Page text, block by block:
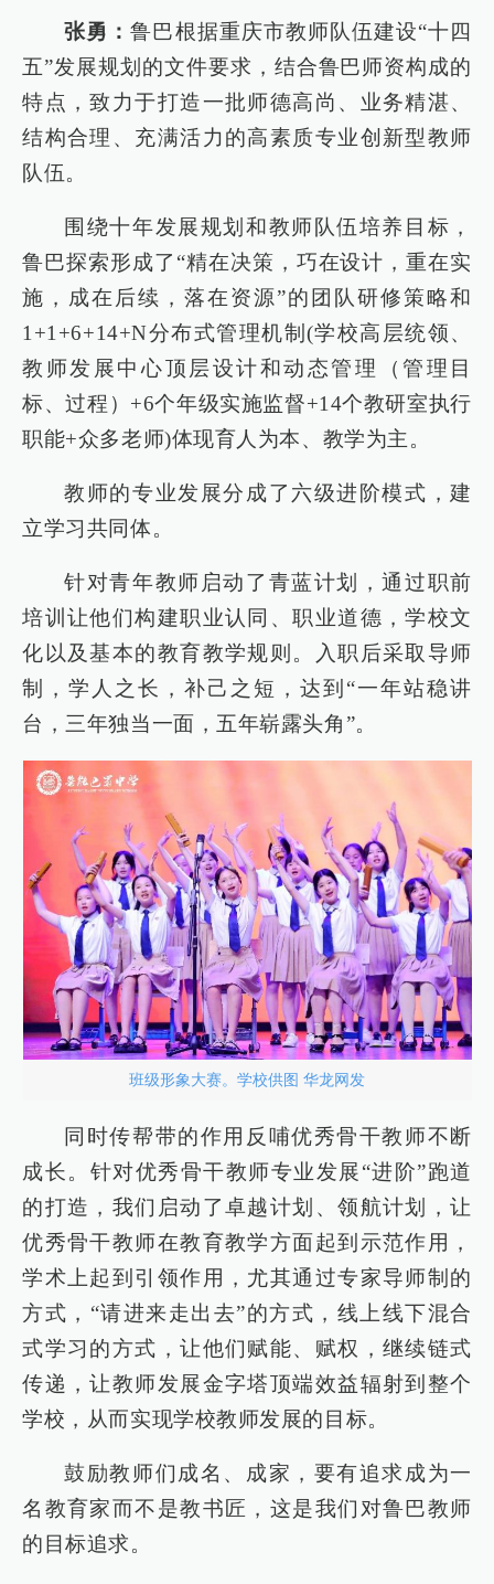
张勇：鲁巴根据重庆市教师队伍建设“十四
五”发展规划的文件要求，结合鲁巴师资构成的
特点，致力于打造一批师德高尚、业务精湛、
结构合理、充满活力的高素质专业创新型教师
队伍。
围绕十年发展规划和教师队伍培养目标，
鲁巴探索形成了“精在决策，巧在设计，重在实
施，成在后续，落在资源”的团队研修策略和
1+1+6+14+N分布式管理机制(学校高层统领、
教师发展中心顶层设计和动态管理（管理目
标、过程）+6个年级实施监督+14个教研室执行
职能+众多老师)体现育人为本、教学为主。
教师的专业发展分成了六级进阶模式，建
立学习共同体。
针对青年教师启动了青蓝计划，通过职前
培训让他们构建职业认同、职业道德，学校文
化以及基本的教育教学规则。入职后采取导师
制，学人之长，补己之短，达到“一年站稳讲
台，三年独当一面，五年崭露头角”。
班级形象大赛。学校供图 华龙网发
同时传帮带的作用反哺优秀骨干教师不断
成长。针对优秀骨干教师专业发展“进阶”跑道
的打造，我们启动了卓越计划、领航计划，让
优秀骨干教师在教育教学方面起到示范作用，
学术上起到引领作用，尤其通过专家导师制的
方式，“请进来走出去”的方式，线上线下混合
式学习的方式，让他们赋能、赋权，继续链式
传递，让教师发展金字塔顶端效益辐射到整个
学校，从而实现学校教师发展的目标。
鼓励教师们成名、成家，要有追求成为一
名教育家而不是教书匠，这是我们对鲁巴教师
的目标追求。